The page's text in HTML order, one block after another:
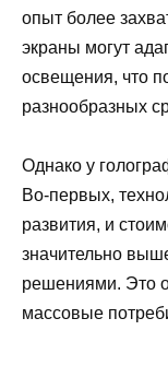
опыт более
экраны могут
освещения, что
разнообразных
Однако у
Во-первых,
развития, и
значительно
решениями. Это
массовые